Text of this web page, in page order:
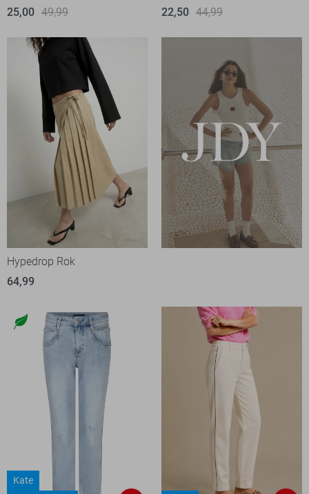
25,00 49,99
22,50 44,99
Hypedrop Rok
64,99
Kate